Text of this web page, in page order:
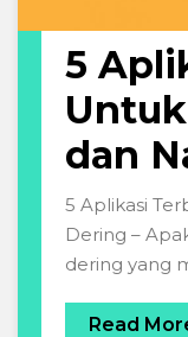
5
dan
5 Aplikasi
Dering –
dering yang
Read